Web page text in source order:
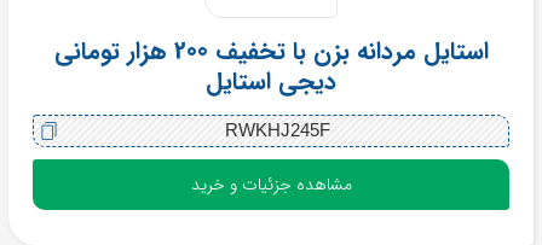
استایل مردانه بزن با تخفیف 200 هزار تومانی
دیجی استایل
RWKHJ245F
مشاهده جزئیات و خرید